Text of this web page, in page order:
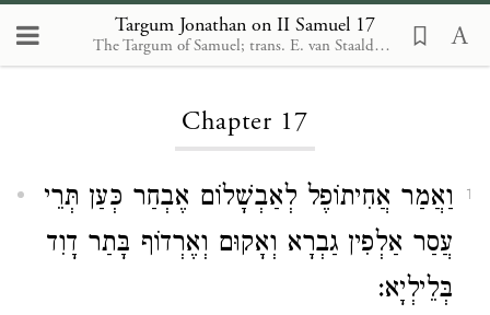
Targum Jonathan on II Samuel 17
The Targum of Samuel; trans. E. van Staalduine-Sulman. Leiden: Brill, 2002
Loading...
Chapter 17
1
וַאֲמַר אֲחִיתוֹפֶל לְאַבְשָׁלוֹם אֶבְחַר כְּעַן תְּרֵי
עֲסַר אַלְפִין גַבְרָא וְאָקוּם וְאֶרְדוֹף בָּתַר דָוִד
בְּלֵילְיָא: